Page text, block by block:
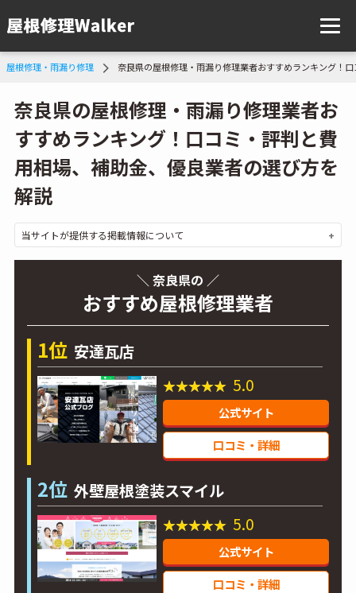
屋根修理・雨漏り修理 奈良県の屋根修理・雨漏り修理業者おすすめランキング！
奈良県の屋根修理・雨漏り修理業者お
すすめランキング！口コミ・評判と費
用相場、補助金、優良業者の選び方を
解説
当サイトが提供する掲載情報について
＼ 奈良県の ／
おすすめ屋根修理業者
1位 安達瓦店
5.0
公式サイト
口コミ・詳細
2位 外壁屋根塗装スマイル
5.0
公式サイト
口コミ・詳細